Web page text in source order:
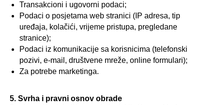
Transakcioni i ugovorni podaci;
Podaci o posjetama web stranici (IP adresa, tip
uređaja, kolačići, vrijeme pristupa, pregledane
stranice);
Podaci iz komunikacije sa korisnicima (telefonski
pozivi, e-mail, društvene mreže, online formulari);
Za potrebe marketinga.
5. Svrha i pravni osnov obrade